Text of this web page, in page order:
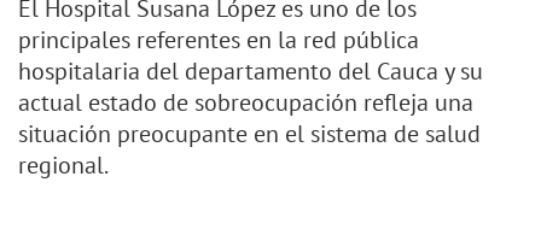
El Hospital Susana López es uno de los
principales referentes en la red pública
hospitalaria del departamento del Cauca y su
actual estado de sobreocupación refleja una
situación preocupante en el sistema de salud
regional.